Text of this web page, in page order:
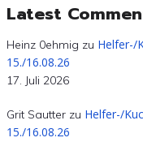
Latest
Heinz 0ehmig zu Helfer-/
15./16.08.26
17. Juli 2026
Grit Sautter zu Helfer-/
15./16.08.26